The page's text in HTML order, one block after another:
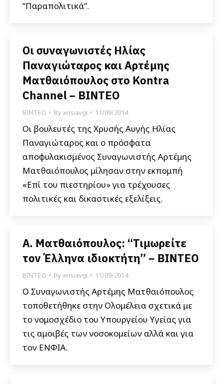
“Παραπολιτικά”.
Οι συναγωνιστές Ηλίας
Παναγιώταρος και Αρτέμης
Ματθαιόπουλος στο Kontra
Channel – ΒΙΝΤΕΟ
ΒΙΝΤΕΟ Byxrisiavgi 11/09/2014
Οι βουλευτές της Χρυσής Αυγής Ηλίας
Παναγιώταρος και ο πρόσφατα
αποφυλακισμένος Συναγωνιστής Αρτέμης
Ματθαιόπουλος μίλησαν στην εκπομπή
«Επί του πιεστηρίου» για τρέχουσες
πολιτικές και δικαστικές εξελίξεις.
Α. Ματθαιόπουλος: “Τιμωρείτε
τον Έλληνα ιδιοκτήτη” – ΒΙΝΤΕΟ
ΒΙΝΤΕΟ Byxrisiavgi 11/09/2014
Ο Συναγωνιστής Αρτέμης Ματθαιόπουλος
τοποθετήθηκε στην Ολομέλεια σχετικά με
το νομοσχέδιο του Υπουργείου Υγείας για
τις αμοιβές των νοσοκομείων αλλά και για
τον ΕΝΦΙΑ.